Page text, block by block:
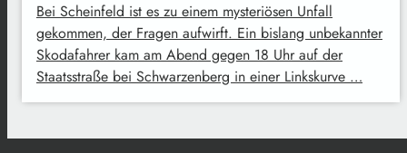
Bei Scheinfeld ist es zu einem mysteriösen Unfall
gekommen, der Fragen aufwirft. Ein bislang unbekannter
Skodafahrer kam am Abend gegen 18 Uhr auf der
Staatsstraße bei Schwarzenberg in einer Linkskurve …